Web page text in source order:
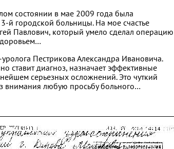
состоянии в мае 2009 года была
й городской больницы. На мое счастье
Павлович, который умело сделал операцию
Пестрикова Александра Ивановича.
ставит диагноз, назначает эффективные
серьезных осложнений. Это чуткий
внимания любую просьбу больного…